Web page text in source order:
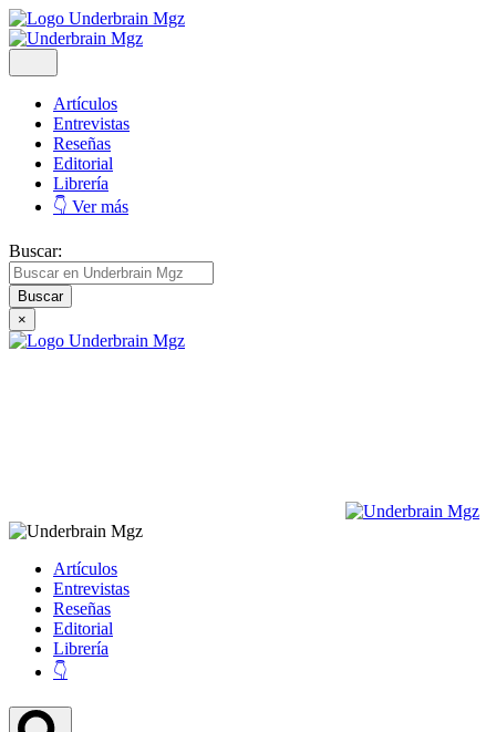
Artículos
Entrevistas
Reseñas
Editorial
Librería
👇 Ver más
Buscar:
×
Artículos
Entrevistas
Reseñas
Editorial
Librería
👇